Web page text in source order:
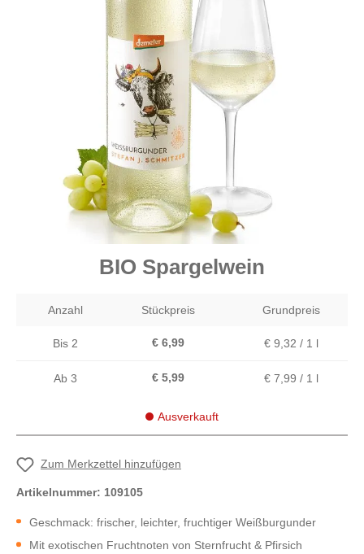
BIO Spargelwein
Anzahl Stückpreis Grundpreis
Bis 2 € 6,99 € 9,32 / 1 l
Ab 3 € 5,99 € 7,99 / 1 l
Ausverkauft
Zum Merkzettel hinzufügen
Artikelnummer: 109105
Geschmack: frischer, leichter, fruchtiger Weißburgunder
Mit exotischen Fruchtnoten von Sternfrucht & Pfirsich